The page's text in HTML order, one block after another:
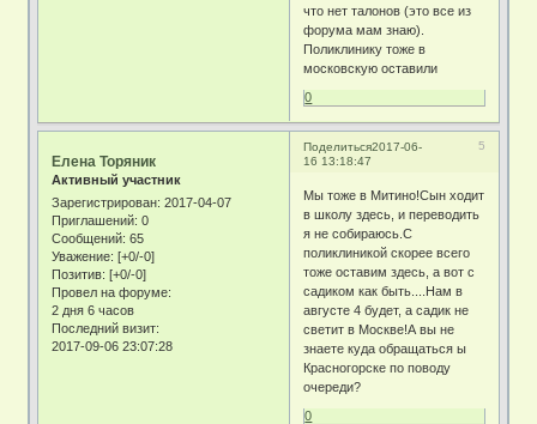
что нет талонов (это все из
форума мам знаю).
Поликлинику тоже в
московскую оставили
0
Поделиться 5
2017-06-
16 13:18:47
Елена Торяник
Активный участник
Зарегистрирован: 2017-04-07
Приглашений: 0
Сообщений: 65
Уважение: [+0/-0]
Позитив: [+0/-0]
Провел на форуме:
2 дня 6 часов
Последний визит:
2017-09-06 23:07:28
Мы тоже в Митино!Сын ходит
в школу здесь, и переводить
я не собираюсь.С
поликлиникой скорее всего
тоже оставим здесь, а вот с
садиком как быть....Нам в
августе 4 будет, а садик не
светит в Москве!А вы не
знаете куда обращаться ы
Красногорске по поводу
очереди?
0